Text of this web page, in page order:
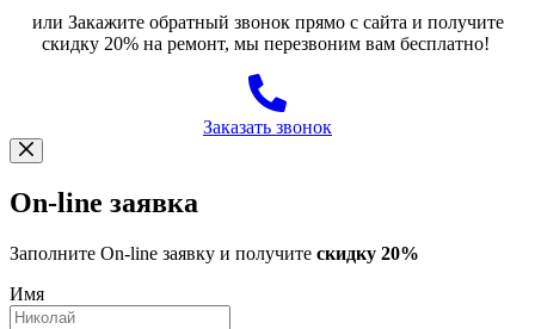
или Закажите обратный звонок прямо с сайта и получите
скидку 20% на ремонт, мы перезвоним вам бесплатно!
Заказать звонок
On-line заявка
Заполните On-line заявку и получите скидку 20%
Имя